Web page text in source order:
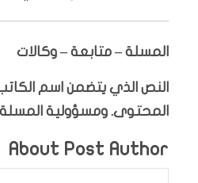
المسلة – متابعة – وكالات
النص الذي يتضمن اسم
المحتوى. ومسؤولية المسلة
About Post Author